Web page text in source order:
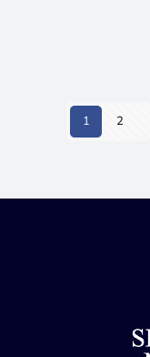
1 2